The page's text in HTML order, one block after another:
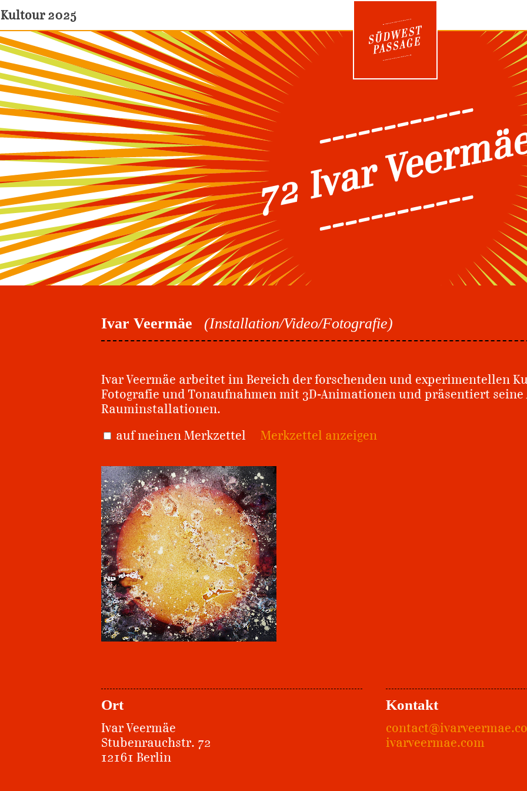
Kultour 2025
------------
72 Ivar------------
Ivar Veermäe (Installation/Video/Fotografie)
Ivar Veermäe arbeitet im Bereich der forschenden und experimentellen
Fotografie und Tonaufnahmen mit 3D-Animationen und präsentiert
Rauminstallationen.
auf meinen Merkzettel Merkzettel anzeigen
Ort
Ivar Veermäe
Stubenrauchstr. 72
12161 Berlin
Kontakt
ivarveermae.com